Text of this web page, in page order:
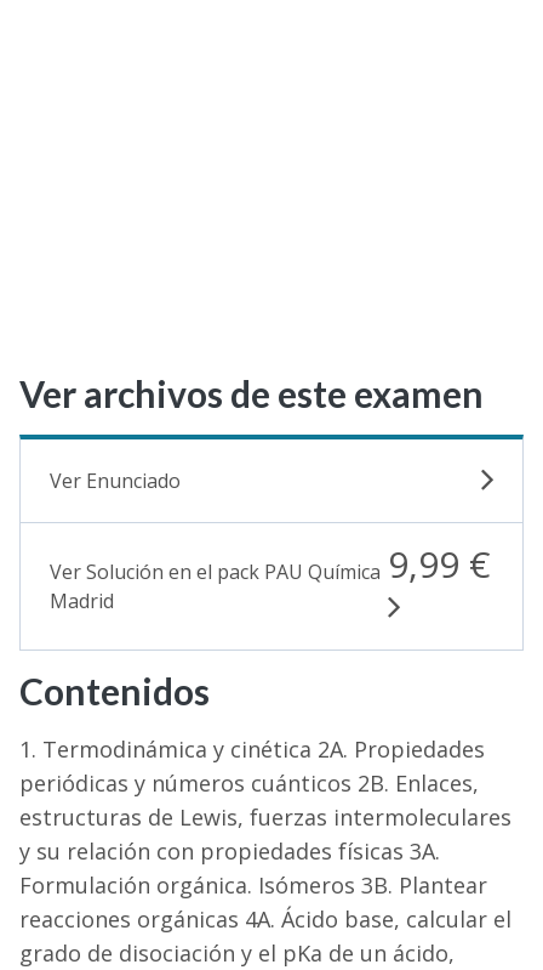
Ver archivos de este examen
Ver Enunciado
Ver Solución en el pack PAU Química
Madrid
9,99 €
Contenidos
1. Termodinámica y cinética 2A. Propiedades
periódicas y números cuánticos 2B. Enlaces,
estructuras de Lewis, fuerzas intermoleculares
y su relación con propiedades físicas 3A.
Formulación orgánica. Isómeros 3B. Plantear
reacciones orgánicas 4A. Ácido base, calcular el
grado de disociación y el pKa de un ácido,